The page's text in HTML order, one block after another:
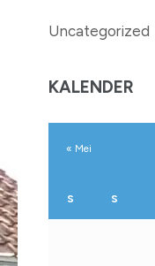
Uncategorized
KALENDER
S S
« Mei